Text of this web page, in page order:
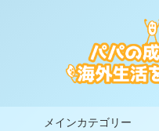
メインカテゴリー